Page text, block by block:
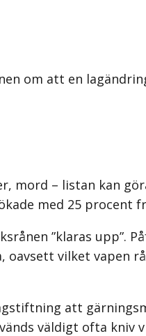
om att en
mord – listan kan
med 25 procent
”klaras upp”.
vilket vapen
att
väldigt ofta